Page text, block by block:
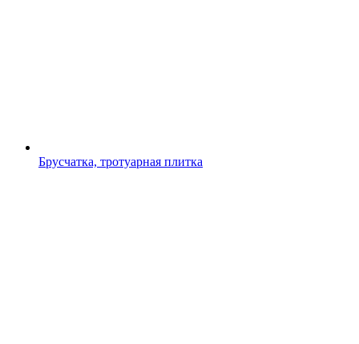
Брусчатка, тротуарная плитка